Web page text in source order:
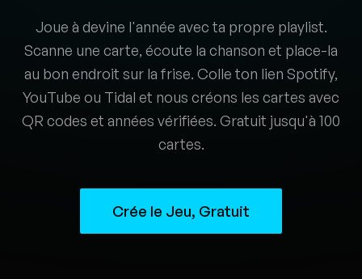
Joue à devine l'année avec ta propre playlist.
Scanne une carte, écoute la chanson et place-la
au bon endroit sur la frise. Colle ton lien Spotify,
YouTube ou Tidal et nous créons les cartes avec
QR codes et années vérifiées. Gratuit jusqu'à 100
cartes.
Crée le Jeu, Gratuit